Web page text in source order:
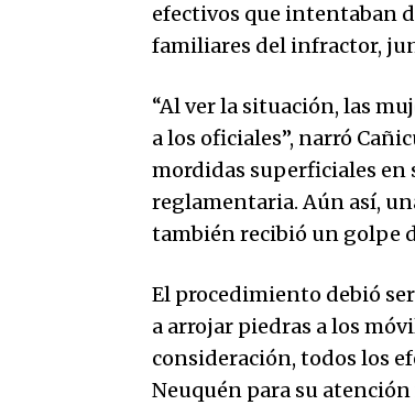
efectivos que intentaban
familiares del infractor,
“Al ver la situación, las
a los oficiales”, narró
mordidas superficiales en
reglamentaria. Aún así,
también recibió un golpe
El procedimiento debió
a arrojar piedras a los
consideración, todos los
Neuquén para su atención